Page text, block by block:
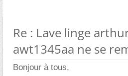
Re : Lave linge
awt1345aa ne se
Bonjour à tous,